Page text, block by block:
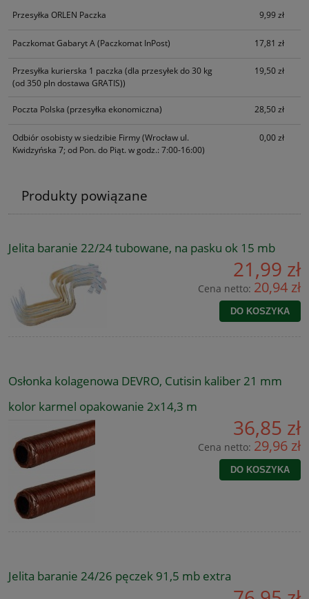
Przesyłka ORLEN Paczka 9,99 zł
Paczkomat Gabaryt A(Paczkomat InPost) 17,81 zł
Przesyłka kurierska 1 paczka (dla przesyłek do 30 kg
(od 350 pln dostawa GRATIS))
19,50 zł
Poczta Polska (przesyłka ekonomiczna) 28,50 zł
Odbiór osobisty w siedzibie Firmy(Wrocław ul.
Kwidzyńska 7; od Pon. do Piąt. w godz.: 7:00-16:00)
0,00 zł
Produkty powiązane
Jelita baranie 22/24 tubowane, na pasku ok 15 mb
21,99 zł
Cena netto: 20,94 zł
DO KOSZYKA
Osłonka kolagenowa DEVRO, Cutisin kaliber 21 mm
kolor karmel opakowanie 2x14,3 m
36,85 zł
Cena netto: 29,96 zł
DO KOSZYKA
Jelita baranie 24/26 pęczek 91,5 mb extra